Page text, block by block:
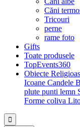
Căni
Tricouri
perne
rame foto
Gifts
Toate produsele
TopEvents360
Obiecte
Icoane Candele
plute punti lemn
Forme coliva
